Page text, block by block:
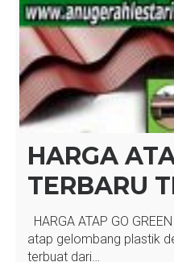
HARGA
TERBARU
HARGA ATAP GO
atap gelombang plastik
terbuat dari…